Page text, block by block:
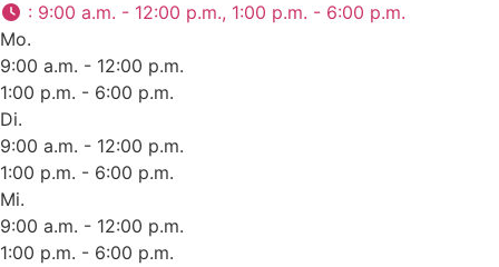
: 9:00 a.m. - 12:00 p.m., 1:00 p.m. - 6:00 p.m.
Mo.
9:00 a.m. - 12:00 p.m.
1:00 p.m. - 6:00 p.m.
Di.
9:00 a.m. - 12:00 p.m.
1:00 p.m. - 6:00 p.m.
Mi.
9:00 a.m. - 12:00 p.m.
1:00 p.m. - 6:00 p.m.